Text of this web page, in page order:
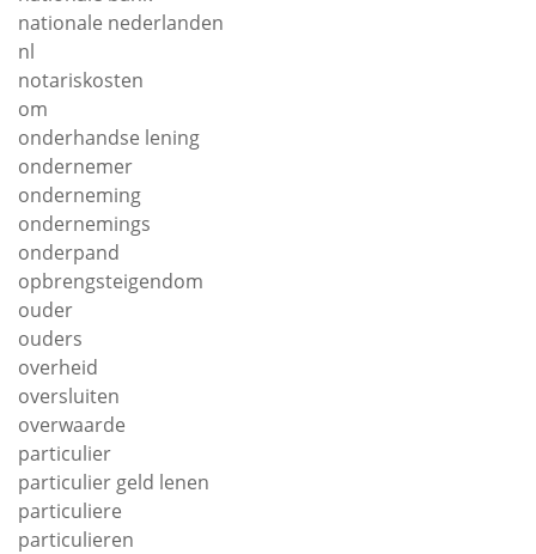
nationale nederlanden
nl
notariskosten
om
onderhandse lening
ondernemer
onderneming
ondernemings
onderpand
opbrengsteigendom
ouder
ouders
overheid
oversluiten
overwaarde
particulier
particulier geld lenen
particuliere
particulieren